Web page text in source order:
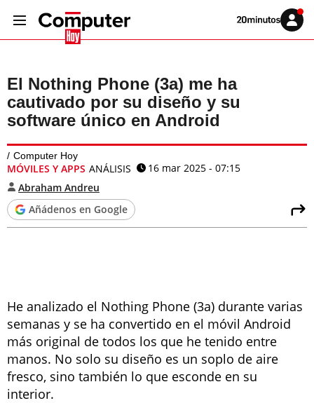
Volver
Iniciar
sesión
El Nothing Phone (3a) me ha
cautivado por su diseño y su
software único en Android
Computer Hoy
MÓVILES Y APPS ANÁLISIS
16 mar 2025 - 07:15
Abraham Andreu
Añádenos en Google
He analizado el Nothing Phone (3a) durante varias
semanas y se ha convertido en el móvil Android
más original de todos los que he tenido entre
manos. No solo su diseño es un soplo de aire
fresco, sino también lo que esconde en su
interior.